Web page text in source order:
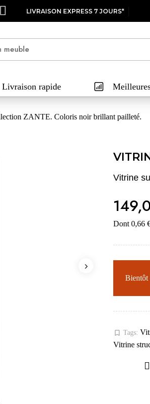
LIVRAISON EXPRESS 7 JOURS*
Livraison rapide
ZANTE. Coloris noir brillant pailleté.
Vitrine
Dont 0,66
Bientôt
bookmark_border Tags:
Vitrine